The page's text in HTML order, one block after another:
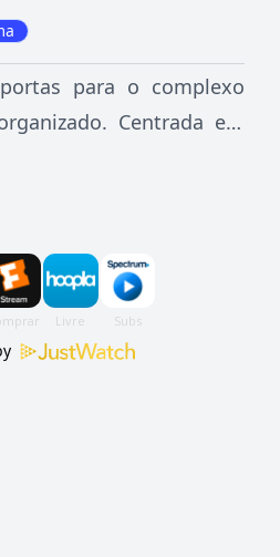
para o complexo
Centrada em
em Londres, a